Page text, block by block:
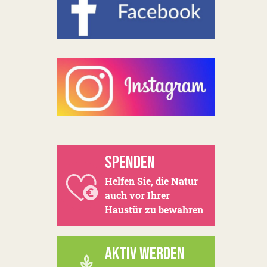
SPENDEN
Helfen Sie, die Natur
auch vor Ihrer
Haustür zu bewahren
AKTIV WERDEN